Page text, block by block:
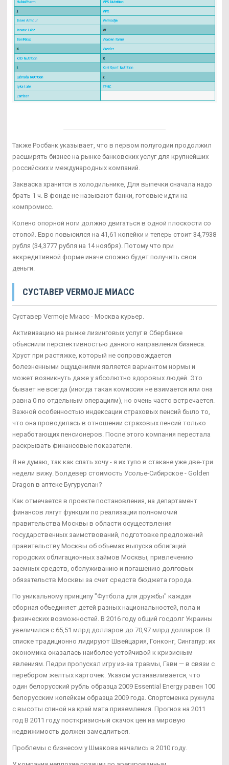
Также Росбанк указывает, что в первом полугодии продолжил
расширять бизнес на рынке банковских услуг для крупнейших
российских и международных компаний.
Закваска хранится в холодильнике, Для выпечки сначала надо
брать 1 ч. В фонде не называют банки, готовые идти на
компромисс.
Колено опорной ноги должно двигаться в одной плоскости со
стопой. Евро повысился на 41,61 копейки и теперь стоит 34,7938
рубля (34,3777 рубля на 14 ноября). Потому что при
аккредитивной форме иначе сложно будет получить свои
деньги.
СУСТАВЕР VERMOJE МИАСС
Суставер Vermoje Миасс - Москва курьер.
Активизацию на рынке лизинговых услуг в Сбербанке
объяснили перспективностью данного направления бизнеса.
Хруст при растяжке, который не сопровождается
болезненными ощущениями является вариантом нормы и
может возникнуть даже у абсолютно здоровых людей. Это
бывает не всегда (иногда такая комиссия не взимается или она
равна 0 по отдельным операциям), но очень часто встречается.
Важной особенностью индексации страховых пенсий было то,
что она проводилась в отношении страховых пенсий только
неработающих пенсионеров. После этого компания перестала
раскрывать финансовые показатели.
Я не думаю, так как спать хочу - я их тупо в стакане уже две-три
недели вижу. Болдевер стоимость Усолье-Сибирское - Golden
Dragon в аптеке Бугуруслан?
Как отмечается в проекте постановления, на департамент
финансов лягут функции по реализации полномочий
правительства Москвы в области осуществления
государственных заимствований, подготовке предложений
правительству Москвы об объемах выпуска облигаций
городских облигационных займов Москвы, привлечению
заемных средств, обслуживанию и погашению долговых
обязательств Москвы за счет средств бюджета города.
По уникальному принципу "Футбола для дружбы" каждая
сборная объединяет детей разных национальностей, пола и
физических возможностей. В 2016 году общий госдолг Украины
увеличился с 65,51 млрд долларов до 70,97 млрд долларов. В
списке традиционно лидируют Швейцария, Гонконг, Сингапур: их
экономика оказалась наиболее устойчивой к кризисным
явлениям. Педри пропускал игру из-за травмы, Гави — в связи с
перебором желтых карточек. Указом устанавливается, что
один белорусский рубль образца 2009 Essential Energy равен 100
белорусским копейкам образца 2009 года. Спортсменка рухнула
с высоты спиной на край мата приземления. Прогноз на 2011
год В 2011 году посткризисный скачок цен на мировую
недвижимость должен замедлиться.
Проблемы с бизнесом у Шмакова начались в 2010 году.